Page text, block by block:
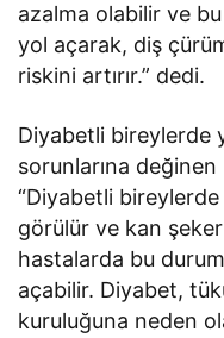
azalma olabilir ve
yol açarak, diş
riskini artırır.” dedi.
Diyabetli bireylerde
sorunlarına
“Diyabetli bireylerde
görülür ve kan
hastalarda bu
açabilir. Diyabet,
kuruluğuna neden